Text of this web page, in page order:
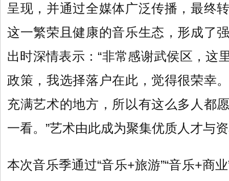
呈现，并通过全媒体广泛传播，最终
这一繁荣且健康的音乐生态，形成了
出时深情表示：“非常感谢武侯区，这
政策，我选择落户在此，觉得很荣幸
充满艺术的地方，所以有这么多人都
一看。”艺术由此成为聚集优质人才与
本次音乐季通过“音乐+旅游”“音乐+商